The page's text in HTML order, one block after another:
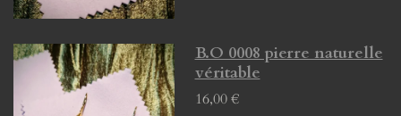
B.O 0008 pierre naturelle
véritable
16,00 €